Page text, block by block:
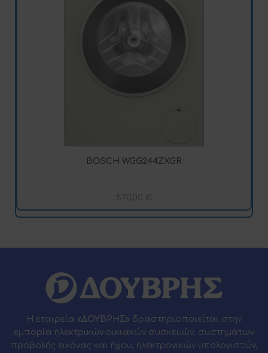
BOSCH WGG244ZXGR
570,00 €
Η εταιρεία «ΔΟΥΒΡΗΣ» δραστηριοποιείται στην
εμπορία ηλεκτρικών οικιακών συσκευών, συστημάτων
προβολής εικόνας και ήχου, ηλεκτρονικών υπολογιστών,